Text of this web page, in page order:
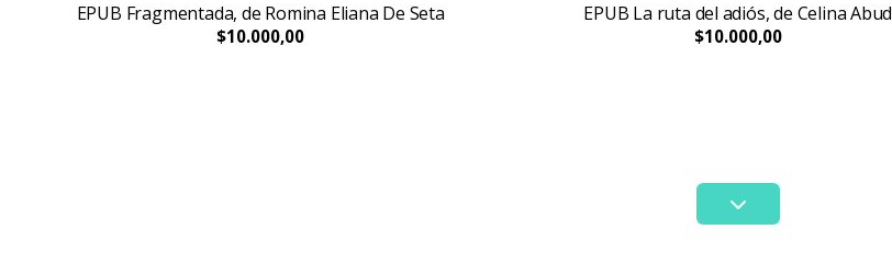
EPUB Fragmentada, de Romina Eliana De Seta
$10.000,00
EPUB La ruta del adiós, de Celina Abud
$10.000,00